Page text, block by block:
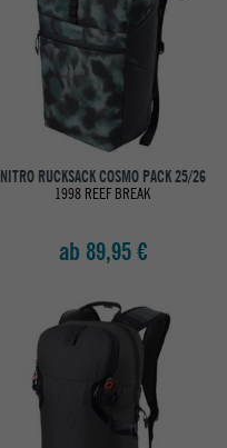
NITRO RUCKSACK COSMO PACK 25/26
1998 REEF BREAK
ab 89,95 €